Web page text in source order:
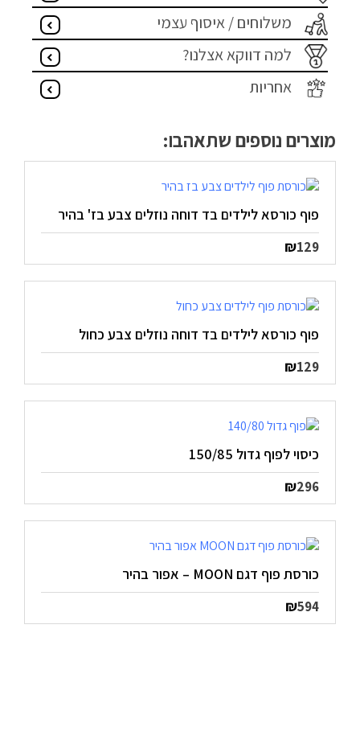
משלוחים / איסוף עצמי
למה דווקא אצלנו?
אחריות
מוצרים נוספים שתאהבו:
פוף כורסא לילדים בד דוחה נוזלים צבע בז' בהיר
₪129
פוף כורסא לילדים בד דוחה נוזלים צבע כחול
₪129
כיסוי לפוף גדול 150/85
₪296
כורסת פוף דגם MOON – אפור בהיר
₪594